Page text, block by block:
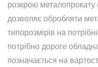
розкрою металопрокату
дозволяє обробляти
типорозмірів на
потрібно дороге
позначається на